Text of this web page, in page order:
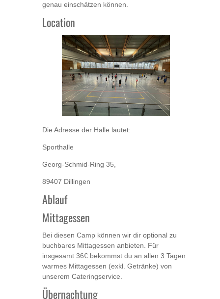
genau einschätzen können.
Location
Die Adresse der Halle lautet:
Sporthalle
Georg-Schmid-Ring 35,
89407 Dillingen
Ablauf
Mittagessen
Bei diesen Camp können wir dir optional zu
buchbares Mittagessen anbieten. Für
insgesamt 36€ bekommst du an allen 3 Tagen
warmes Mittagessen (exkl. Getränke) von
unserem Cateringservice.
Übernachtung